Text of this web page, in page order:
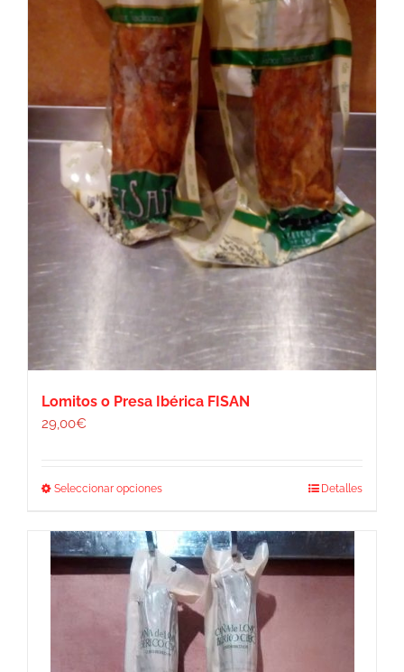
Lomitos o Presa Ibérica FISAN
29,00€
Seleccionar opcionesEste
múltiples
variantes.
Las
opciones
se
pueden
elegir
en
Detalles